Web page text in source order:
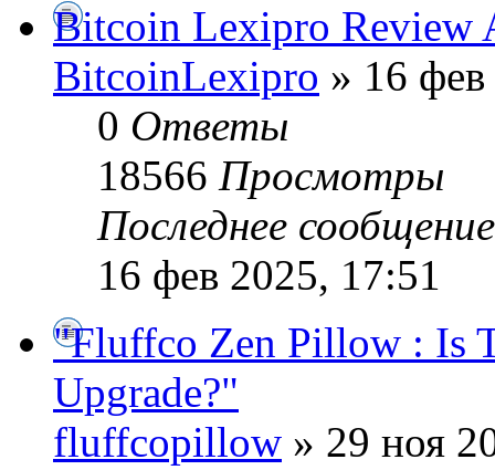
Bitcoin Lexipro Review
BitcoinLexipro » 16
0 Ответы
18566 Просмотры
Последнее
16 фев 2025, 17:51
"Fluffco Zen Pillow : Is
Upgrade?"
fluffcopillow » 29 ноя